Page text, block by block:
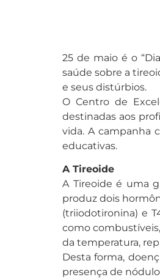
25 de maio é o
saúde sobre a
e seus distúrbios.
O Centro de
destinadas aos
vida. A campanha
educativas.
A Tireoide
A Tireoide é uma
produz dois
(triiodotironina) e
como
da temperatura,
Desta forma,
presença de